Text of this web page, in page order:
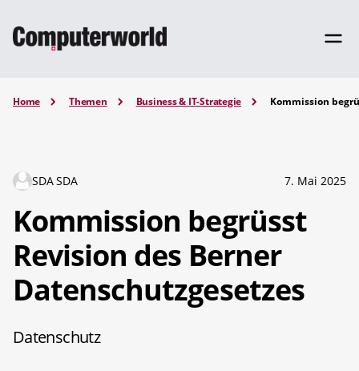
Home Themen Business & IT-Strategie Kommission
SDA SDA 7. Mai 2025
Kommission begrüsst
Revision des Berner
Datenschutzgesetzes
Datenschutz